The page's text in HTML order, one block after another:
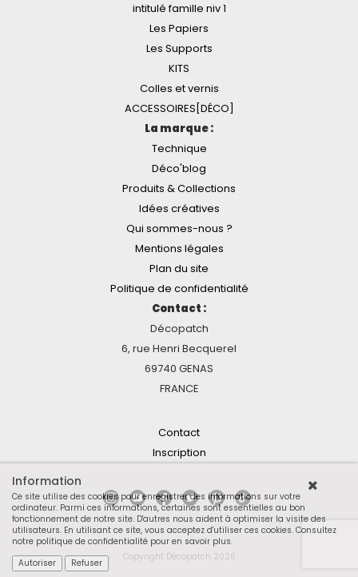
intitulé famille niv 1
Les Papiers
Les Supports
KITS
Colles et vernis
ACCESSOIRES[DÉCO]
La marque :
Technique
Déco'blog
Produits & Collections
Idées créatives
Qui sommes-nous ?
Mentions légales
Plan du site
Politique de confidentialité
Contact :
Décopatch
6, rue Henri Becquerel
69740 GENAS
FRANCE
Contact
Inscription
Copyright Décopatch 2026
Information
Ce site utilise des cookies pour enregistrer des informations sur votre
ordinateur. Parmi ces informations, certaines sont essentielles au bon
fonctionnement de notre site. D'autres nous aident à optimiser la visite des
utilisateurs. En utilisant ce site, vous acceptez d'utiliser ces cookies. Consultez
notre politique de confidentialité pour en savoir plus.
Autoriser
Refuser